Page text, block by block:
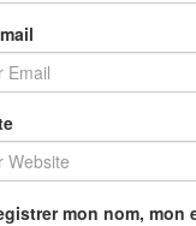
mon nom,